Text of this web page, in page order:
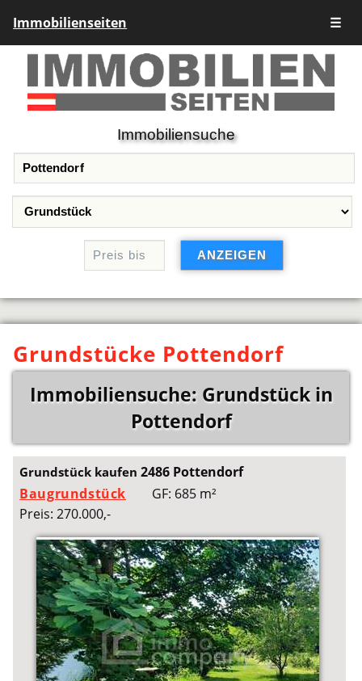
Immobilienseiten ☰
Immobiliensuche
Grundstücke Pottendorf
Immobiliensuche: Grundstück in
Pottendorf
Grundstück kaufen2486 Pottendorf
Baugrundstück
GF: 685 m²
Preis: 270.000,-